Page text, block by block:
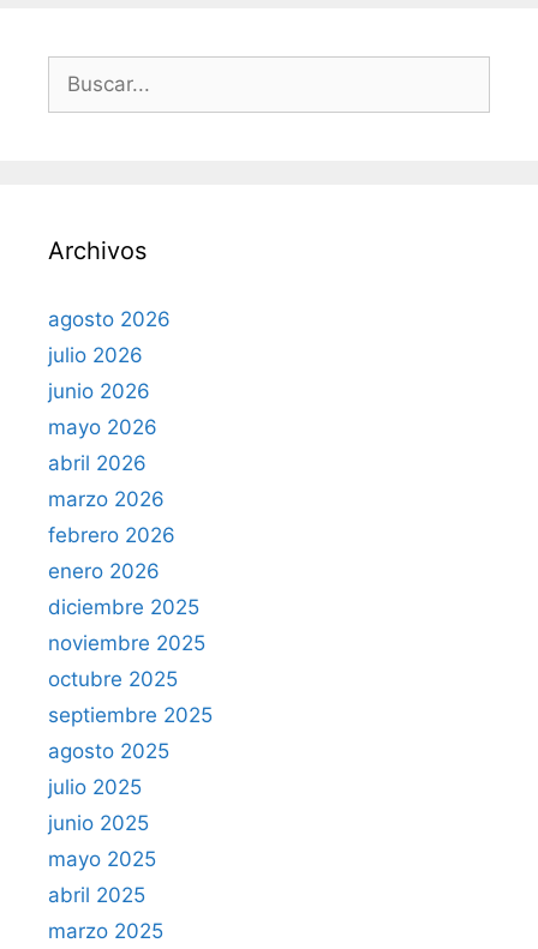
s
:Archivos
agosto 2026
julio 2026
junio 2026
mayo 2026
abril 2026
marzo 2026
febrero 2026
enero 2026
diciembre 2025
noviembre 2025
octubre 2025
septiembre 2025
agosto 2025
julio 2025
junio 2025
mayo 2025
abril 2025
marzo 2025